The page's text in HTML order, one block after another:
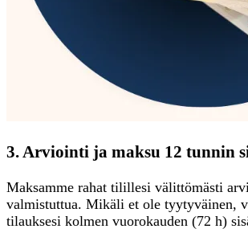
3. Arviointi ja maksu 12 tunnin
Maksamme rahat tilillesi välittömästi
valmistuttua. Mikäli et ole tyytyväinen,
tilauksesi kolmen vuorokauden (72 h)